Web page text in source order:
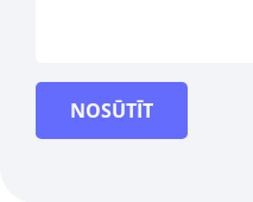
NOSŪTĪT